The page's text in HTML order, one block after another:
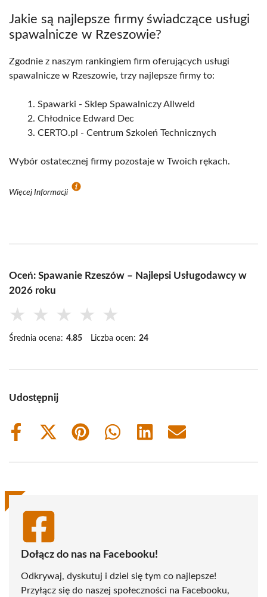
Jakie są najlepsze firmy świadczące usługi
spawalnicze w Rzeszowie?
Zgodnie z naszym rankingiem firm oferujących usługi
spawalnicze w Rzeszowie, trzy najlepsze firmy to:
Spawarki - Sklep Spawalniczy Allweld
Chłodnice Edward Dec
CERTO.pl - Centrum Szkoleń Technicznych
Wybór ostatecznej firmy pozostaje w Twoich rękach.
Więcej Informacji
Oceń: Spawanie Rzeszów – Najlepsi Usługodawcy w
2026 roku
★ ★ ★ ★ ★
Średnia ocena: 4.85 Liczba ocen: 24
Udostępnij
Share
Share
(Twitter)
Share
Share
Share
Share
Dołącz do nas na Facebooku!
Odkrywaj, dyskutuj i dziel się tym co najlepsze!
Przyłącz się do naszej społeczności na Facebooku,